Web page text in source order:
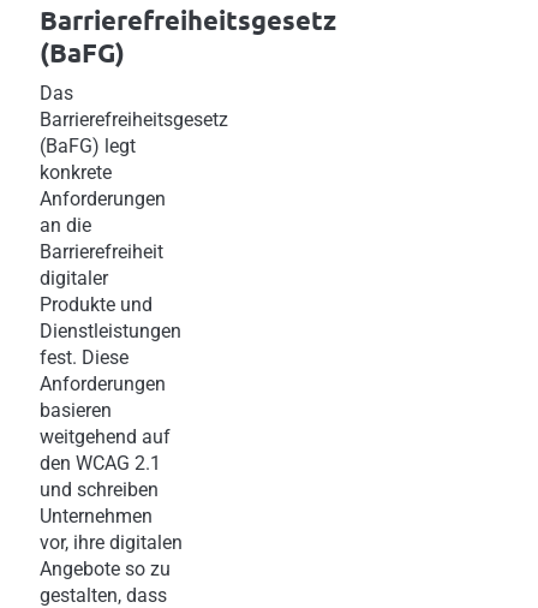
Barrierefreiheitsgesetz
(BaFG)
Das
Barrierefreiheitsgesetz
(BaFG) legt
konkrete
Anforderungen
an die
Barrierefreiheit
digitaler
Produkte und
Dienstleistungen
fest. Diese
Anforderungen
basieren
weitgehend auf
den WCAG 2.1
und schreiben
Unternehmen
vor, ihre digitalen
Angebote so zu
gestalten, dass